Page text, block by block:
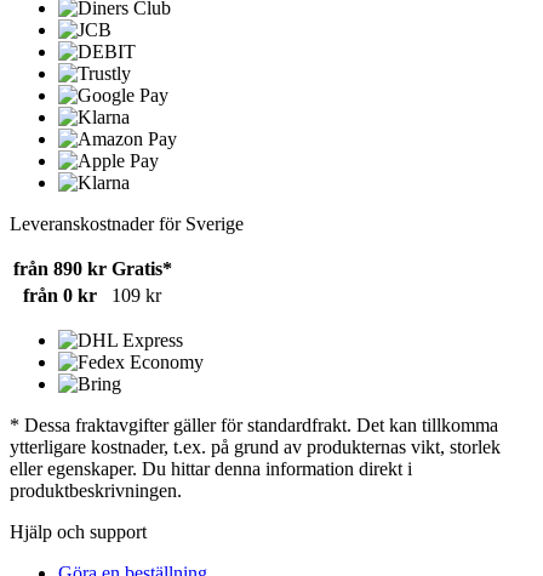
Leveranskostnader för Sverige
från 890 kr Gratis*
från 0 kr
109 kr
* Dessa fraktavgifter gäller för standardfrakt. Det kan tillkomma
ytterligare kostnader, t.ex. på grund av produkternas vikt, storlek
eller egenskaper. Du hittar denna information direkt i
produktbeskrivningen.
Hjälp och support